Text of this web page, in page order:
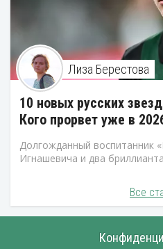
Лиза Берестова
10 новых русских
Кого прорвет уже в
Долгожданный воспитанник
Игнашевича и два
Все